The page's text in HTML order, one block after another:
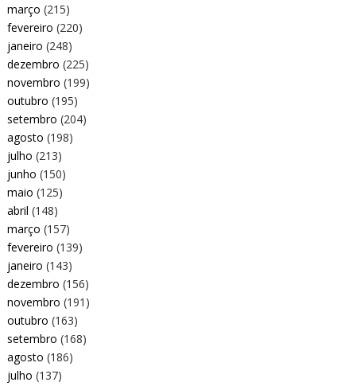
março (215)
fevereiro (220)
janeiro (248)
dezembro (225)
novembro (199)
outubro (195)
setembro (204)
agosto (198)
julho (213)
junho (150)
maio (125)
abril (148)
março (157)
fevereiro (139)
janeiro (143)
dezembro (156)
novembro (191)
outubro (163)
setembro (168)
agosto (186)
julho (137)